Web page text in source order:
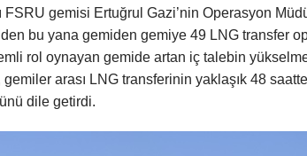
FSRU gemisi Ertuğrul Gazi’nin Operasyon
bu yana gemiden gemiye 49 LNG transfer
rol oynayan gemide artan iç talebin
arası LNG transferinin yaklaşık 48
dile getirdi.